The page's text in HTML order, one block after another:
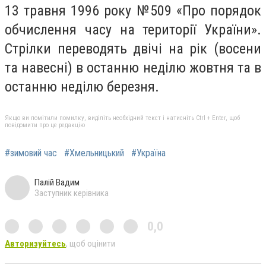
13 травня 1996 року №509 «Про порядок
обчислення часу на території України».
Стрілки переводять двічі на рік (восени
та навесні) в останню неділю жовтня та в
останню неділю березня.
Якщо ви помітили помилку, виділіть необхідний текст і натисніть Ctrl + Enter, щоб
повідомити про це редакцію
#зимовий час #Хмельницький #Україна
Палій Вадим
Заступник керівника
0,0
Авторизуйтесь, щоб оцінити